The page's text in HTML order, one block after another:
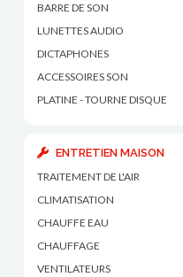
BARRE DE SON
LUNETTES AUDIO
DICTAPHONES
ACCESSOIRES SON
PLATINE - TOURNE DISQUE
ENTRETIEN MAISON
TRAITEMENT DE L'AIR
CLIMATISATION
CHAUFFE EAU
CHAUFFAGE
VENTILATEURS